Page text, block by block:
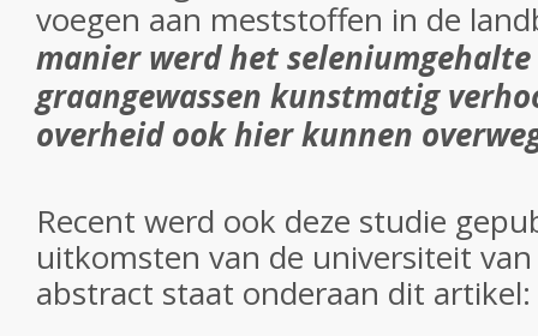
voegen aan meststoffen in de
manier werd het
graangewassen kunstmatig
overheid ook hier kunnen
Recent werd ook deze studie
uitkomsten van de universiteit
abstract staat onderaan dit artikel: